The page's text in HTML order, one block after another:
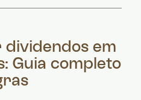
em
Guia completo